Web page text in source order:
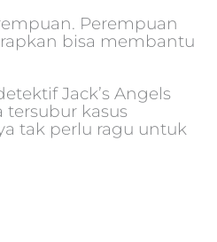
Perempuan
bisa membantu
Jack’s Angels
kasus
tak perlu ragu untuk